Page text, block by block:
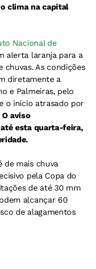
o clima na capital
Nacional de
alerta laranja para a
chuvas. As condições
diretamente a
e Palmeiras, pelo
o início atrasado por
O aviso
esta quarta-feira,
de mais chuva
pela Copa do
de até 30 mm
alcançar 60
de alagamentos